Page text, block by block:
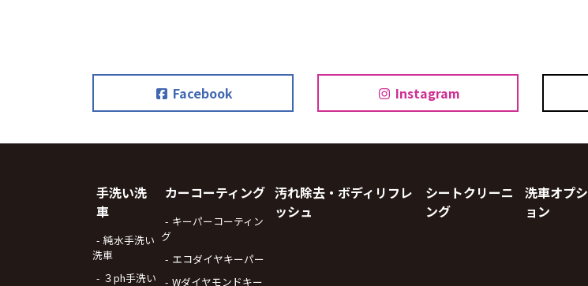
Facebook Instagram
手洗い洗
車
純水手洗い
洗車
３ph手洗い
カーコーティング
キーパーコーティン
グ
エコダイヤキーパー
Wダイヤモンドキー
汚れ除去・ボディリフレ
ッシュ
シートクリーニ
ング
洗車オプシ
ョン